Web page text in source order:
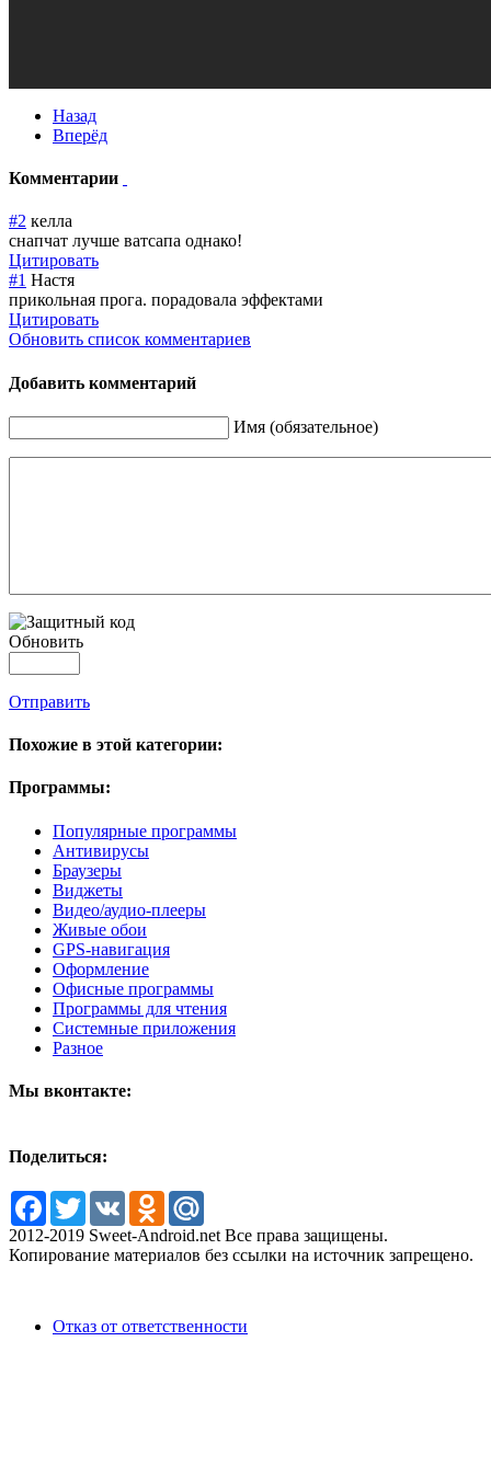
Назад
Вперёд
Комментарии
#2 келла
снапчат лучше ватсапа однако!
Цитировать
#1 Настя
прикольная прога. порадовала эффектами
Цитировать
Обновить список комментариев
Добавить комментарий
Имя (обязательное)
Обновить
Отправить
Похожие в этой категории:
Программы:
Популярные программы
Антивирусы
Браузеры
Виджеты
Видео/аудио-плееры
Живые обои
GPS-навигация
Оформление
Офисные программы
Программы для чтения
Системные приложения
Разное
Мы вконтакте:
Поделиться:
Facebook
TwitterVK Odnoklassniki
2012-2019 Sweet-Android.net Все права защищены.
Копирование материалов без ссылки на источник запрещено.
Отказ от ответственности